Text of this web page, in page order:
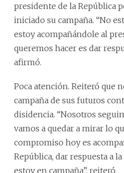
presidente de la República
iniciado su campaña. “No
estoy acompañándole al
queremos hacer es dar
afirmó.
Poca atención. Reiteró que
campaña de sus futuros
disidencia. “Nosotros
vamos a quedar a mirar lo
compromiso hoy es
República, dar respuesta a
estoy en campaña”, reiteró.